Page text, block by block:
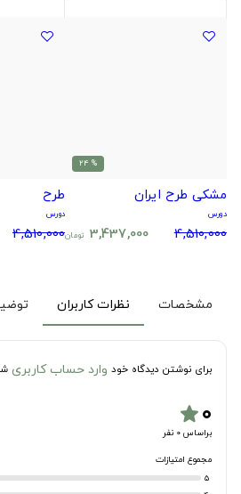
% 24
مشکی طرح ایران
دورس
4,510,000
3,437,000 تومان
طرح
دورس
4,510,000
مشخصات نظرات کاربران
برای نوشتن دیدگاه خود وارد حساب کاربری
۰star
براساس 0 نفر
مجموع امتیازات
5